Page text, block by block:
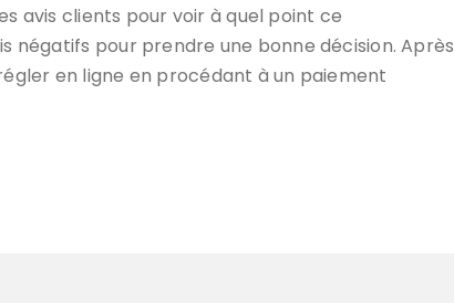
avis clients pour voir à quel point ce
négatifs pour prendre une bonne décision. Après
en ligne en procédant à un paiement